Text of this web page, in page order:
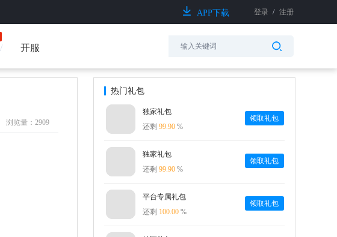
APP下载 登录 / 注册
开服
浏览量：2909
热门礼包
独家礼包
还剩 99.90 %
领取礼包
独家礼包
还剩 99.90 %
领取礼包
平台专属礼包
还剩 100.00 %
领取礼包